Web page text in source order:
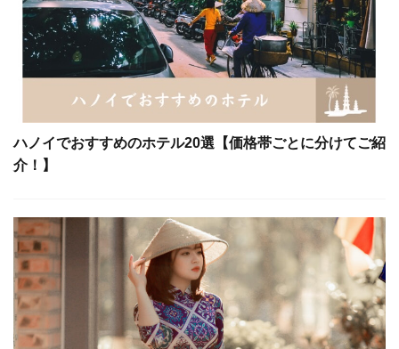
ハノイでおすすめのホテル20選【価格帯ごとに分けてご紹
介！】